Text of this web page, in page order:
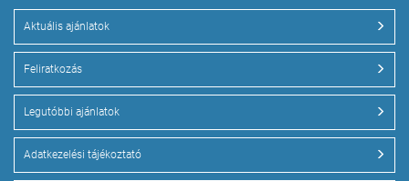
Aktuális ajánlatok
Feliratkozás
Legutóbbi ajánlatok
Adatkezelési tájékoztató